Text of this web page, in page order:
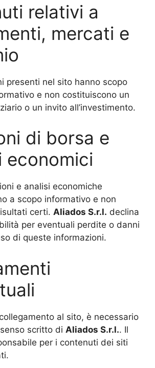
relativi a
mercati e
presenti nel sito hanno scopo
e non costituiscono un
o un invito all’investimento.
di borsa e
economici
e analisi economiche
a scopo informativo e non
certi. Aliados S.r.l. declina
per eventuali perdite o danni
di queste informazioni.
al sito, è necessario
scritto di Aliados S.r.l.. Il
per i contenuti dei siti